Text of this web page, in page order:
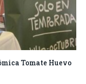
Tomate Huevo